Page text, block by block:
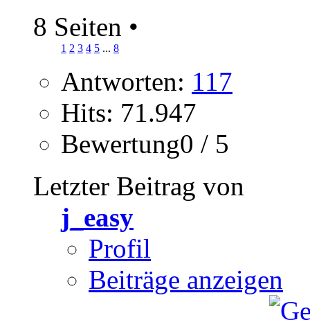
8 Seiten •
1 2 3 4 5 ... 8
Antworten: 117
Hits: 71.947
Bewertung0 / 5
Letzter Beitrag von
j_easy
Profil
Beiträge anzeigen